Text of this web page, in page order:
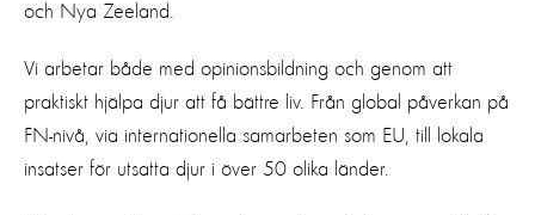
och Nya Zeeland.
Vi arbetar både med opinionsbildning och genom att
praktiskt hjälpa djur att få bättre liv. Från global påverkan på
FN-nivå, via internationella samarbeten som EU, till lokala
insatser för utsatta djur i över 50 olika länder.